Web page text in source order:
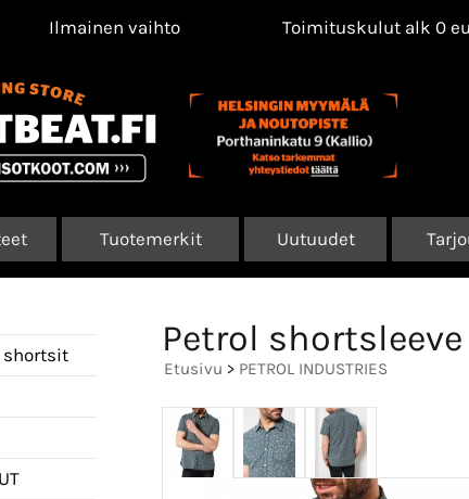
Ilmainen vaihto Toimituskulut alk 0
Tuotemerkit Uutuudet
Petrol
Etusivu > PETROL INDUSTRIES